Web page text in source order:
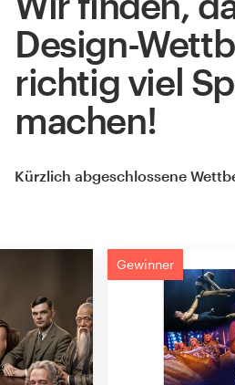
Design-
richtig viel
machen!
Kürzlich abgeschlossene
Gewinner